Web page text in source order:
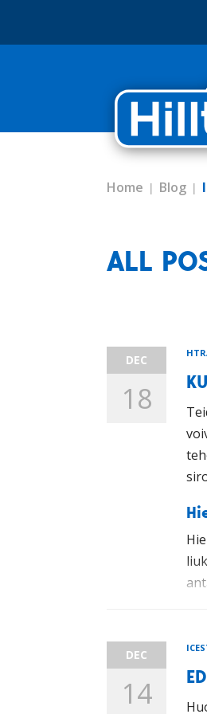
Home Blog
ALL
DEC
18
DEC
14